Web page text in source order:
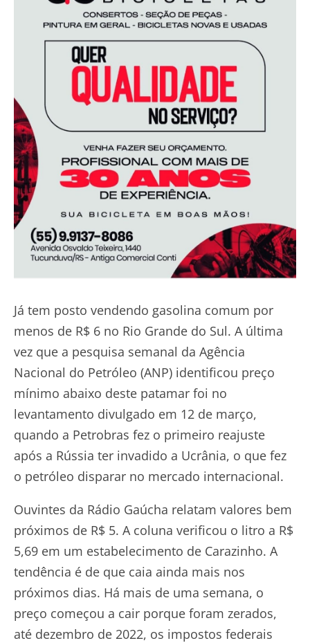
Já tem posto vendendo gasolina comum por
menos de R$ 6 no Rio Grande do Sul. A última
vez que a pesquisa semanal da Agência
Nacional do Petróleo (ANP) identificou preço
mínimo abaixo deste patamar foi no
levantamento divulgado em 12 de março,
quando a Petrobras fez o primeiro reajuste
após a Rússia ter invadido a Ucrânia, o que fez
o petróleo disparar no mercado internacional.
Ouvintes da Rádio Gaúcha relatam valores bem
próximos de R$ 5. A coluna verificou o litro a R$
5,69 em um estabelecimento de Carazinho. A
tendência é de que caia ainda mais nos
próximos dias. Há mais de uma semana, o
preço começou a cair porque foram zerados,
até dezembro de 2022, os impostos federais